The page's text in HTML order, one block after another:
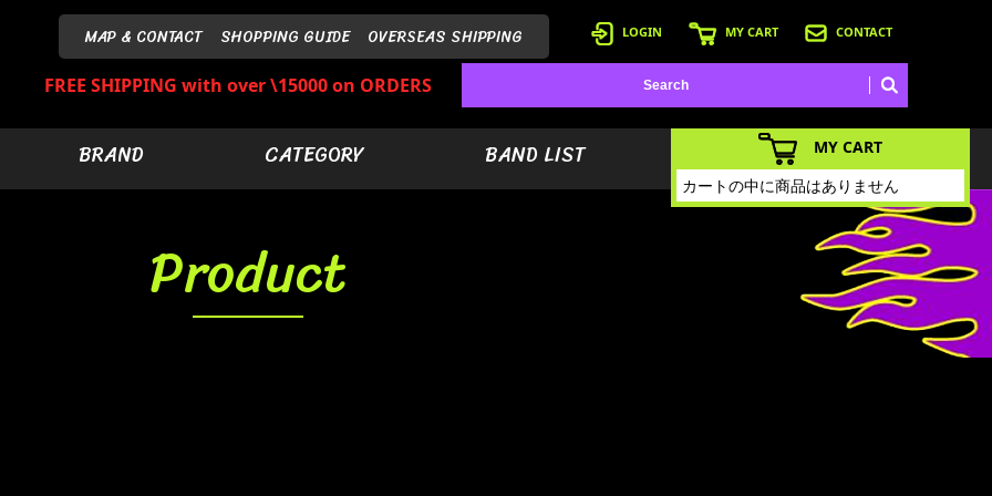
MAP & CONTACT SHOPPING GUIDE OVERSEAS SHIPPING LOGIN MY CART CONTACT
FREE SHIPPING with over \15000 on ORDERS
BRAND CATEGORY BAND LIST
Product
MY CART
カートの中に商品はありません